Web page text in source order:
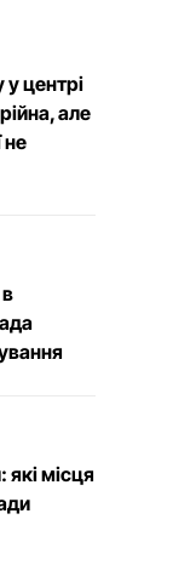
центрі
але
не
які місця